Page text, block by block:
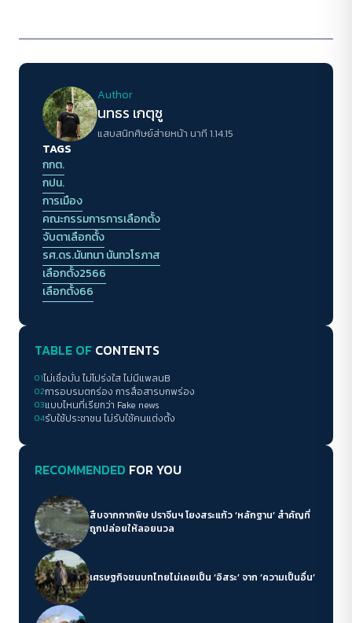
Author
นทธร เกตุชู
แสบสนิทศิษย์ส่ายหน้า นาที 1.14.15
TAGS
กกต.
กปน.
การเมือง
คณะกรรมการการเลือกตั้ง
จับตาเลือกตั้ง
รศ.ดร.นันทนา นันทวโรภาส
เลือกตั้ง2566
เลือกตั้ง66
TABLE OF CONTENTS
01ไม่เชื่อมั่น ไม่โปร่งใส ไม่มีแพลนB
02การอบรมตกร่อง การสื่อสารบกพร่อง
03แบบไหนที่เรียกว่า Fake news
04รับใช้ประชาชน ไม่รับใช้คนแต่งตั้ง
RECOMMENDED FOR YOU
สืบจากกากพิษ ปราจีนฯ โยงสระแก้ว ‘หลักฐาน’ สำคัญที่
ถูกปล่อยให้ลอยนวล
เศรษฐกิจชนบทไทยไม่เคยเป็น ‘อิสระ’ จาก ‘ความเป็นอื่น’